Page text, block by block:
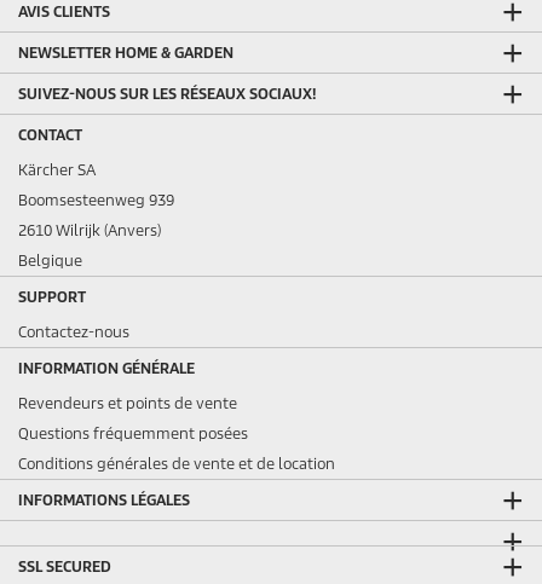
AVIS CLIENTS
NEWSLETTER HOME & GARDEN
SUIVEZ-NOUS SUR LES RÉSEAUX SOCIAUX!
CONTACT
Kärcher SA
Boomsesteenweg 939
2610 Wilrijk (Anvers)
Belgique
SUPPORT
Contactez-nous
INFORMATION GÉNÉRALE
Revendeurs et points de vente
Questions fréquemment posées
Conditions générales de vente et de location
INFORMATIONS LÉGALES
SSL SECURED